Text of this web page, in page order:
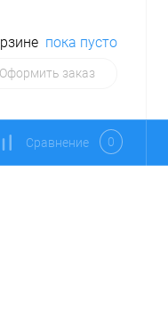
пока пусто
Оформить заказ
Сравнение 0